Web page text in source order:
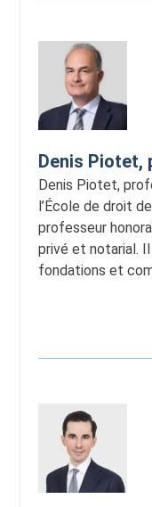
Denis Piotet,
Denis Piotet,
l’École de droit
professeur
privé et notarial.
fondations et